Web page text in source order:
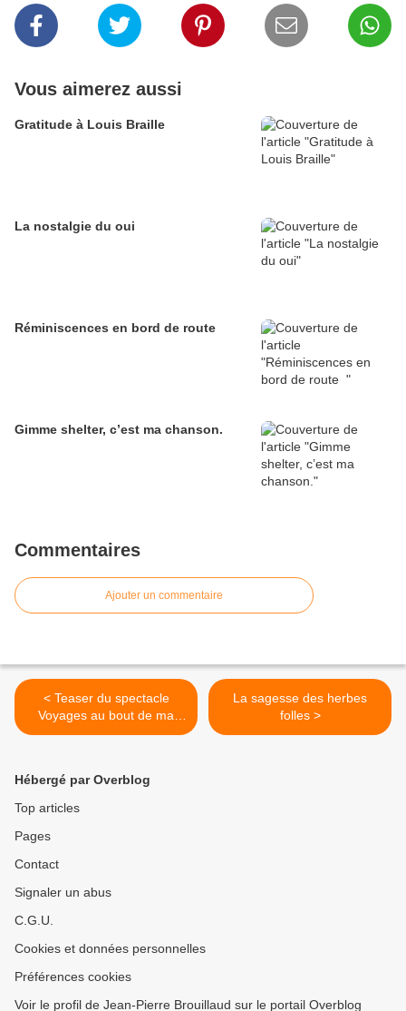
Vous aimerez aussi
Gratitude à Louis Braille
La nostalgie du oui
Gimme shelter, c’est ma chanson.
Commentaires
Ajouter un commentaire
< Teaser du spectacle
Voyages au bout de ma
nuit- Festival Off d'Avignon
La sagesse des herbes
folles >
Hébergé par Overblog
Top articles
Pages
Contact
Signaler un abus
C.G.U.
Cookies et données personnelles
Préférences cookies
Voir le profil de Jean-Pierre Brouillaud sur le portail Overblog